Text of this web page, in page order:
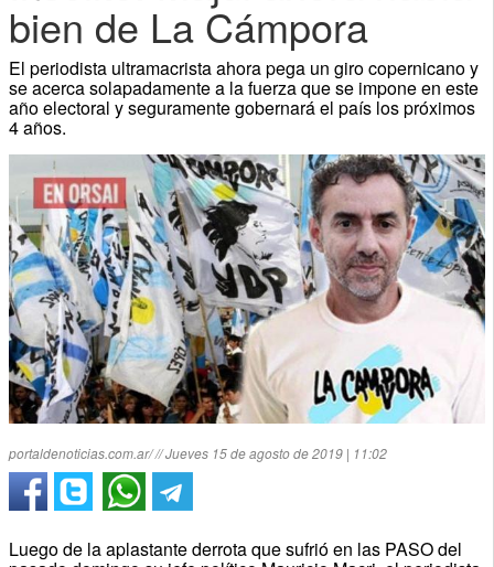
bien de La Cámpora
El periodista ultramacrista ahora pega un giro copernicano y
se acerca solapadamente a la fuerza que se impone en este
año electoral y seguramente gobernará el país los próximos
4 años.
portaldenoticias.com.ar/ // Jueves 15 de agosto de 2019 | 11:02
Luego de la aplastante derrota que sufrió en las PASO del